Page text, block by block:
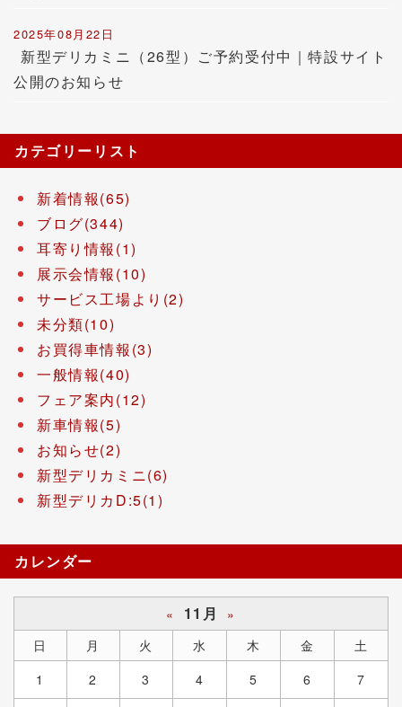
2025年08月22日
新型デリカミニ（26型）ご予約受付中｜特設サイト
公開のお知らせ
カテゴリーリスト
新着情報(65)
ブログ(344)
耳寄り情報(1)
展示会情報(10)
サービス工場より(2)
未分類(10)
お買得車情報(3)
一般情報(40)
フェア案内(12)
新車情報(5)
お知らせ(2)
新型デリカミニ(6)
新型デリカD:5(1)
カレンダー
« 11月
»
日
月 火 水 木 金
土
1
2 3 4 5 6 7